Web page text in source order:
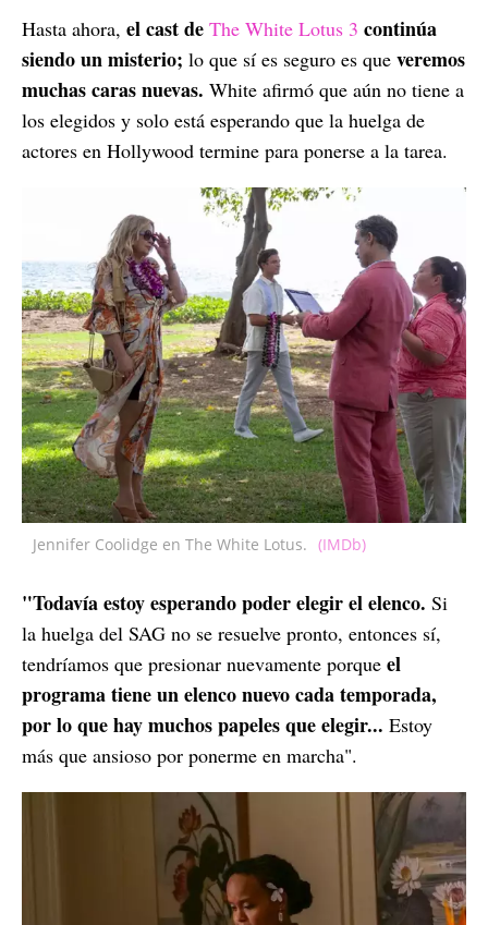
Hasta ahora, el cast de The White Lotus 3 continúa
siendo un misterio; lo que sí es seguro es que veremos
muchas caras nuevas. White afirmó que aún no tiene a
los elegidos y solo está esperando que la huelga de
actores en Hollywood termine para ponerse a la tarea.
Jennifer Coolidge en The White Lotus. (IMDb)
"Todavía estoy esperando poder elegir el elenco. Si
la huelga del SAG no se resuelve pronto, entonces sí,
tendríamos que presionar nuevamente porque el
programa tiene un elenco nuevo cada temporada,
por lo que hay muchos papeles que elegir... Estoy
más que ansioso por ponerme en marcha".